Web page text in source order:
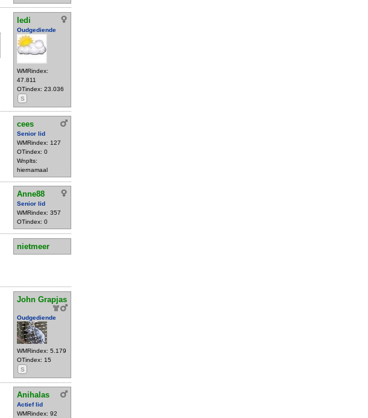
ledi
Oudgediende
WMRindex:
47.811
OTindex: 23.036
S
cees
Senior lid
WMRindex: 127
OTindex: 0
Wnplts:
hiernamaal
Anne88
Senior lid
WMRindex: 357
OTindex: 0
nietmeer
John Grapjas
Oudgediende
WMRindex: 5.179
OTindex: 15
S
Anihalas
Actief lid
WMRindex: 92